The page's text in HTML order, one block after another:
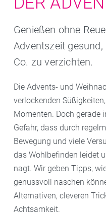
Genießen ohne
Adventszeit
Co. zu verzichten.
Die Advents- und
verlockenden
Momenten. Doch gerade
Gefahr, dass durch
Bewegung und viele
das Wohlbefinden leidet
nagt. Wir geben Tipps,
genussvoll naschen
Alternativen, cleveren
Achtsamkeit.